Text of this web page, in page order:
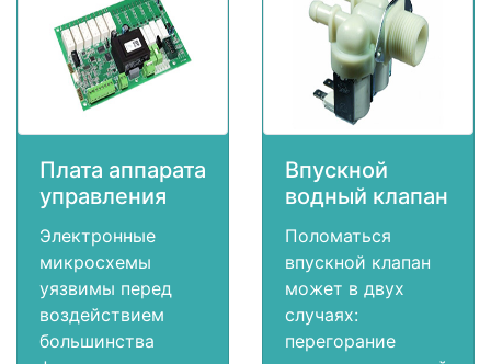
Плата аппарата
управления
Электронные
микросхемы
уязвимы перед
воздействием
большинства
Впускной
водный клапан
Поломаться
впускной клапан
может в двух
случаях:
перегорание